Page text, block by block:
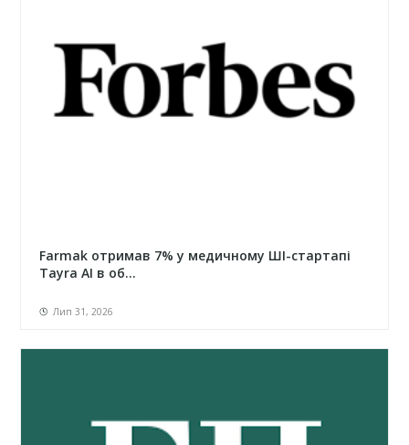
Farmak отримав 7% у медичному ШІ-стартапі
Tayra AI в об...
Лип 31, 2026